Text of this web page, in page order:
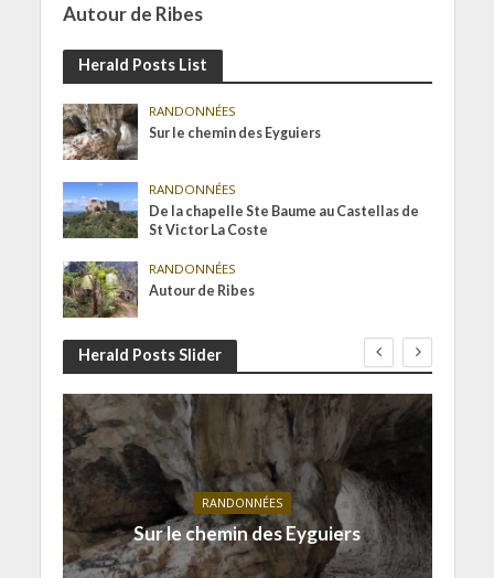
Autour de Ribes
Herald Posts List
RANDONNÉES
Sur le chemin des Eyguiers
RANDONNÉES
De la chapelle Ste Baume au Castellas de
St Victor La Coste
RANDONNÉES
Autour de Ribes
Herald Posts Slider
RANDONNÉES
Sur le chemin des Eyguiers